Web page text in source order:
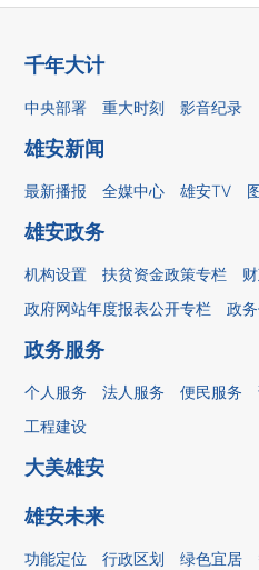
千年大计
中央部署 重大时刻 影音纪录
雄安新闻
最新播报 全媒中心 雄安TV
雄安政务
机构设置 扶贫资金政策专栏
政府网站年度报表公开专栏
政
政务服务
个人服务 法人服务 便民服务
工程建设
大美雄安
雄安未来
功能定位 行政区划 绿色宜居